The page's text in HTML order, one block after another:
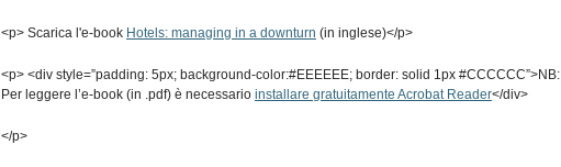
<p> Scarica l'e-book Hotels: managing in a downturn (in inglese)</p>
<p> <div style=”padding: 5px; background-color:#EEEEEE; border: solid 1px #CCCCCC”>NB:
Per leggere l’e-book (in .pdf) è necessario installare gratuitamente Acrobat Reader</div>
</p>